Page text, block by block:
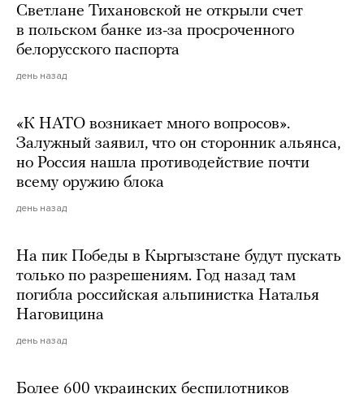
Светлане Тихановской не открыли счет
в польском банке из-за просроченного
белорусского паспорта
день назад
«К НАТО возникает много вопросов».
Залужный заявил, что он сторонник альянса,
но Россия нашла противодействие почти
всему оружию блока
день назад
На пик Победы в Кыргызстане будут пускать
только по разрешениям. Год назад там
погибла российская альпинистка Наталья
Наговицина
день назад
Более 600 украинских беспилотников